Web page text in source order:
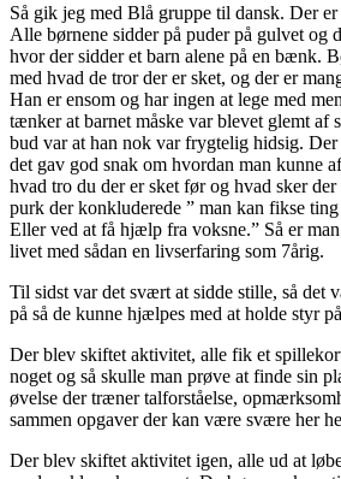
Så gik jeg med Blå gruppe til dansk. Der
Alle børnene sidder på puder på gulvet og
hvor der sidder et barn alene på en bænk.
med hvad de tror der er sket, og der er
Han er ensom og har ingen at lege med
tænker at barnet måske var blevet glemt af
bud var at han nok var frygtelig hidsig.
det gav god snak om hvordan man kunne
hvad tro du der er sket før og hvad sker
purk der konkluderede ” man kan fikse
Eller ved at få hjælp fra voksne.” Så er
livet med sådan en livserfaring som 7årig.
Til sidst var det svært at sidde stille, så det
på så de kunne hjælpes med at holde styr
Der blev skiftet aktivitet, alle fik et
noget og så skulle man prøve at finde sin
øvelse der træner talforståelse,
sammen opgaver der kan være svære her
Der blev skiftet aktivitet igen, alle ud at